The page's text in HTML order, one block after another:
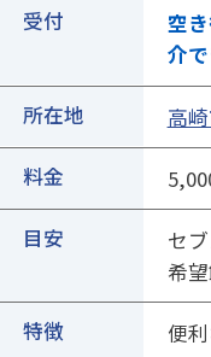
受付
空
介で
所在地 高
料金
目安
セ
希
特徴 便
②ページ中ほどの